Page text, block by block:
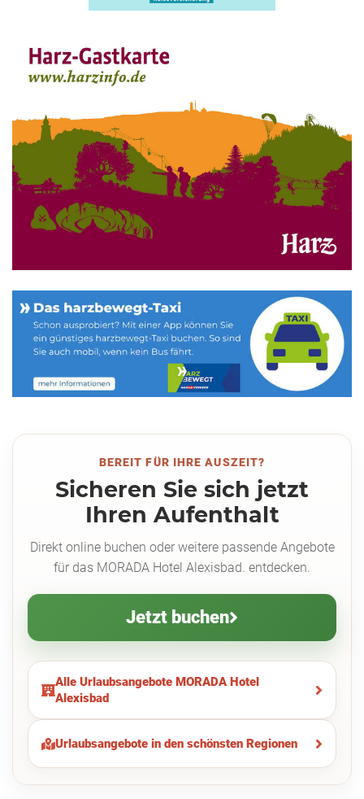
BEREIT FÜR IHRE AUSZEIT?
Sicheren Sie sich jetzt
Ihren Aufenthalt
Direkt online buchen oder weitere passende Angebote
für das MORADA Hotel Alexisbad. entdecken.
Jetzt buchen
Alle Urlaubsangebote MORADA Hotel
Alexisbad
Urlaubsangebote in den schönsten Regionen